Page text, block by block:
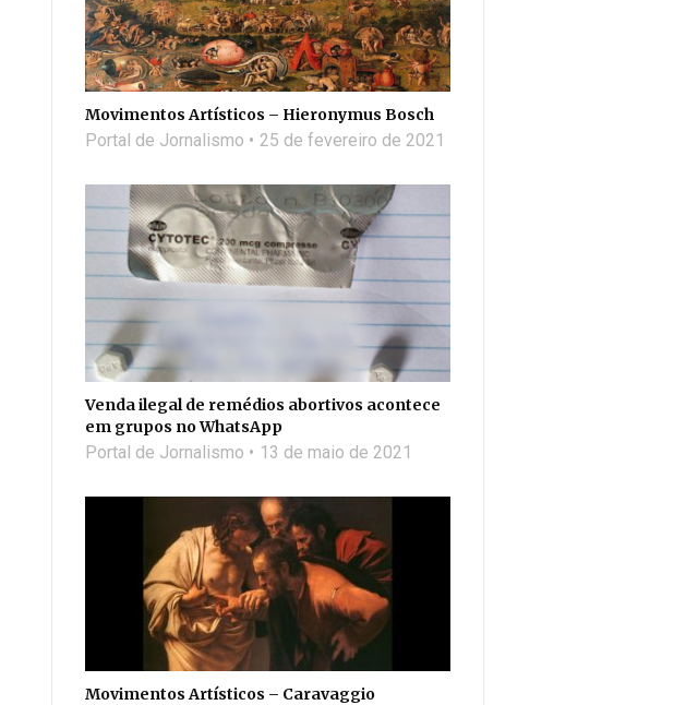
Movimentos Artísticos – Hieronymus Bosch
Portal de Jornalismo 25 de fevereiro de 2021
Venda ilegal de remédios abortivos acontece
em grupos no WhatsApp
Portal de Jornalismo 13 de maio de 2021
Movimentos Artísticos – Caravaggio